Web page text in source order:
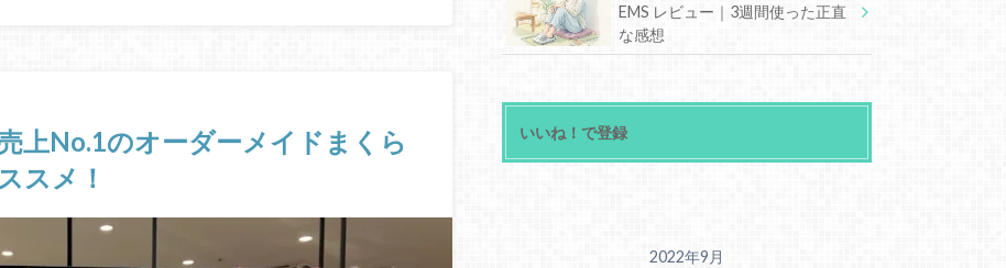
上No.1のオーダーメイドまくら
スメ！
EMS レビュー｜3週間使った正直
な感想
いいね！で登録
2022年9月